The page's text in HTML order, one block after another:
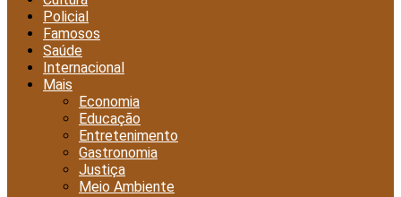
Policial
Famosos
Saúde
Internacional
Mais
Economia
Educação
Entretenimento
Gastronomia
Justiça
Meio Ambiente